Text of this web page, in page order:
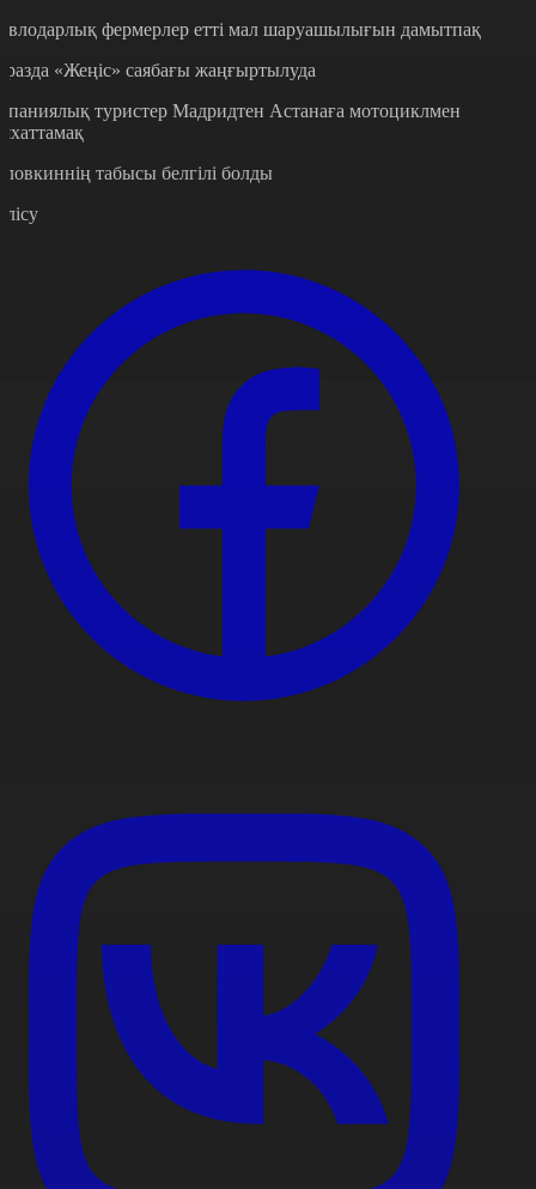
фермерлер етті мал шаруашылығын дамытпақ
«Жеңіс» саябағы жаңғыртылуда
туристер Мадридтен Астанаға мотоциклмен
табысы белгілі болды